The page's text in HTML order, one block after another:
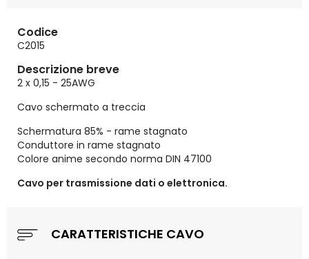
Codice
C2015
Descrizione breve
2 x 0,15 - 25AWG
Cavo schermato a treccia
Schermatura 85% - rame stagnato
Conduttore in rame stagnato
Colore anime secondo norma DIN 47100
Cavo per trasmissione dati o elettronica.
CARATTERISTICHE CAVO